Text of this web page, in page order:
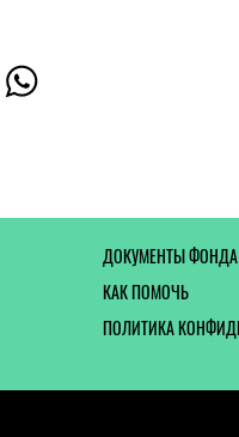
ДОКУМЕНТЫ ФОНДА
КАК ПОМОЧЬ
ПОЛИТИКА